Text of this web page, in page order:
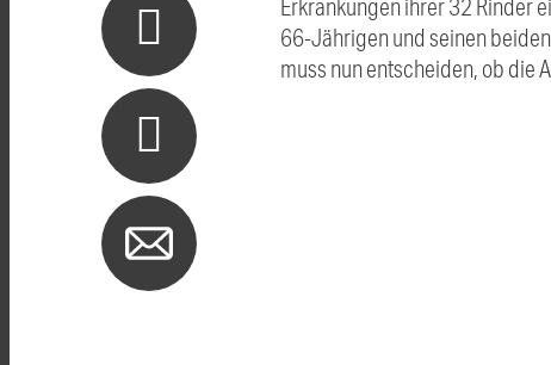
Erkrankungen ihrer 32 Rinder
66-Jährigen und seinen
muss nun entscheiden, ob die